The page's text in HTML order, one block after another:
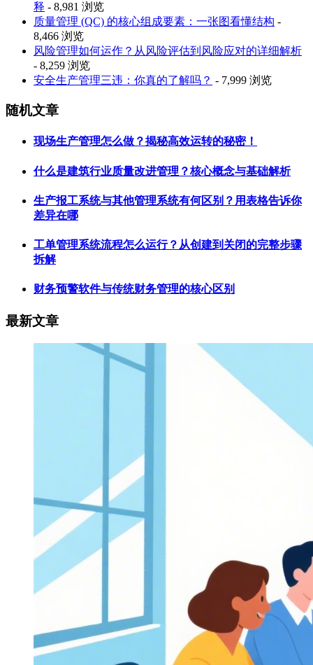
释 - 8,981 浏览
质量管理 (QC) 的核心组成要素：一张图看懂结构 -
8,466 浏览
风险管理如何运作？从风险评估到风险应对的详细解析
- 8,259 浏览
安全生产管理三违：你真的了解吗？ - 7,999 浏览
随机文章
现场生产管理怎么做？揭秘高效运转的秘密！
什么是建筑行业质量改进管理？核心概念与基础解析
生产报工系统与其他管理系统有何区别？用表格告诉你
差异在哪
工单管理系统流程怎么运行？从创建到关闭的完整步骤
拆解
财务预警软件与传统财务管理的核心区别
最新文章